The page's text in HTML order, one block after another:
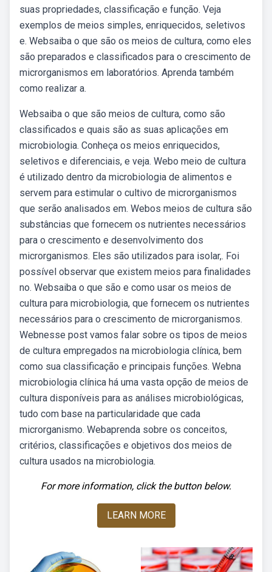
suas propriedades, classificação e função. Veja
exemplos de meios simples, enriquecidos, seletivos
e. Websaiba o que são os meios de cultura, como eles
são preparados e classificados para o crescimento de
microrganismos em laboratórios. Aprenda também
como realizar a.
Websaiba o que são meios de cultura, como são
classificados e quais são as suas aplicações em
microbiologia. Conheça os meios enriquecidos,
seletivos e diferenciais, e veja. Webo meio de cultura
é utilizado dentro da microbiologia de alimentos e
servem para estimular o cultivo de microrganismos
que serão analisados em. Webos meios de cultura são
substâncias que fornecem os nutrientes necessários
para o crescimento e desenvolvimento dos
microrganismos. Eles são utilizados para isolar,. Foi
possível observar que existem meios para finalidades
no. Websaiba o que são e como usar os meios de
cultura para microbiologia, que fornecem os nutrientes
necessários para o crescimento de microrganismos.
Webnesse post vamos falar sobre os tipos de meios
de cultura empregados na microbiologia clínica, bem
como sua classificação e principais funções. Webna
microbiologia clínica há uma vasta opção de meios de
cultura disponíveis para as análises microbiológicas,
tudo com base na particularidade que cada
microrganismo. Webaprenda sobre os conceitos,
critérios, classificações e objetivos dos meios de
cultura usados na microbiologia.
For more information, click the button below.
LEARN MORE